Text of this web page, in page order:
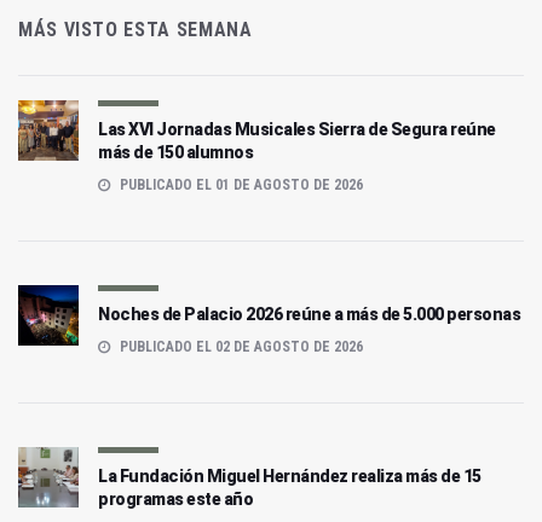
MÁS VISTO ESTA SEMANA
Las XVI Jornadas Musicales Sierra de Segura reúne
más de 150 alumnos
PUBLICADO EL 01 DE AGOSTO DE 2026
Noches de Palacio 2026 reúne a más de 5.000 personas
PUBLICADO EL 02 DE AGOSTO DE 2026
La Fundación Miguel Hernández realiza más de 15
programas este año